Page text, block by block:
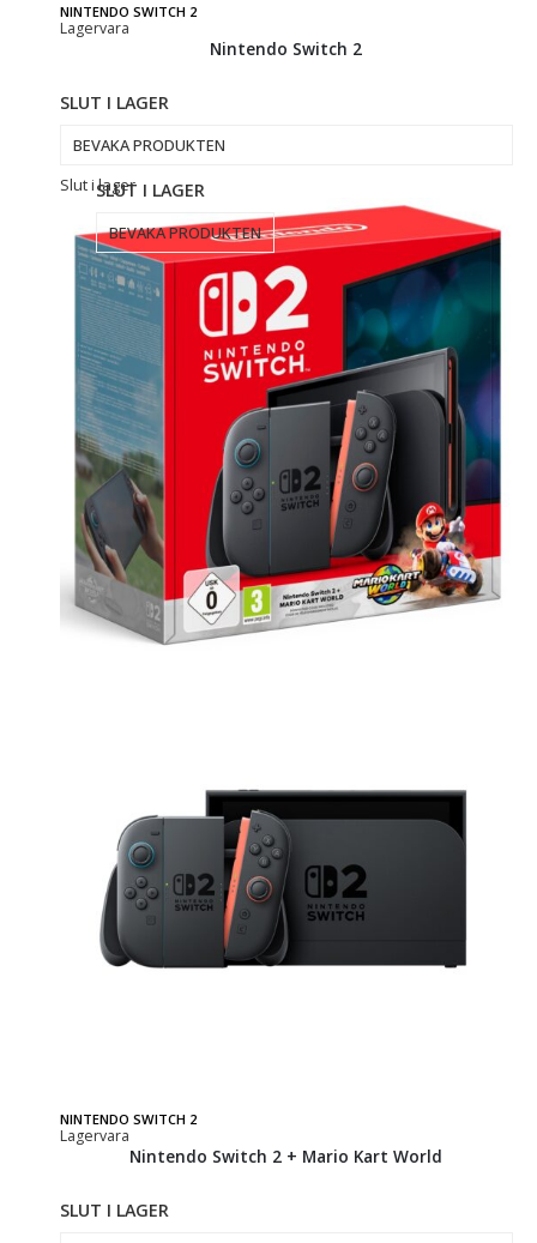
NINTENDO SWITCH 2
Lagervara
Nintendo Switch 2
SLUT I LAGER
BEVAKA PRODUKTEN
Slut i lager
NINTENDO SWITCH 2
Lagervara
SLUT I LAGER
BEVAKA PRODUKTEN
Nintendo Switch 2 + Mario Kart World
SLUT I LAGER